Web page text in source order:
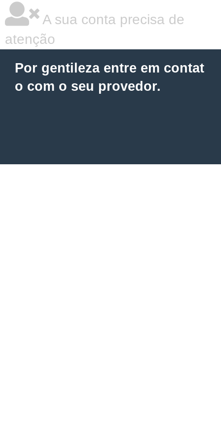
A sua conta precisa de
atenção
Por gentileza entre em contat
o com o seu provedor.